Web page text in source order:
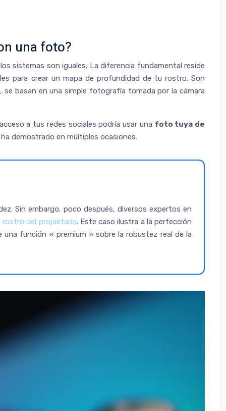
una foto?
sistemas son iguales. La diferencia fundamental reside
para crear un mapa de profundidad de tu rostro. Son
basan en una simple fotografía tomada por la cámara
a tus redes sociales podría usar una foto tuya de
demostrado en múltiples ocasiones.
Sin embargo, poco después, diversos expertos en
del propietario. Este caso ilustra a la perfección
función « premium » sobre la robustez real de la